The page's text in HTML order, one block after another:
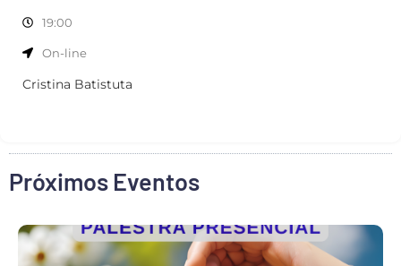
19:00
On-line
Cristina Batistuta
Próximos Eventos